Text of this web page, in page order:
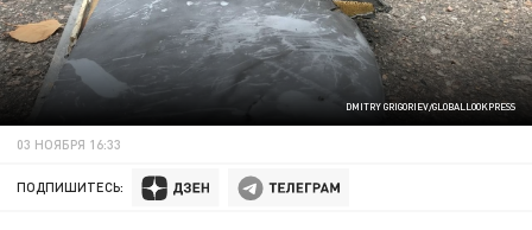
DMITRY GRIGORIEV/GLOBALLOOKPRESS
03 НОЯБРЯ 16:33
ПОДПИШИТЕСЬ: